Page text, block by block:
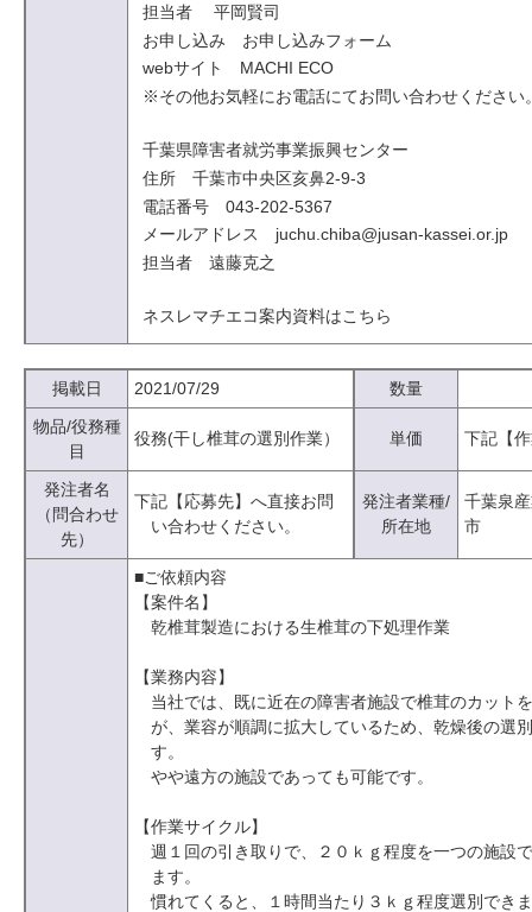
担当者 平岡賢司
お申し込み お申し込みフォーム
webサイト MACHI ECO
※その他お気軽にお電話にてお問い合わせください
千葉県障害者就労事業振興センター
住所 千葉市中央区亥鼻2-9-3
電話番号 043-202-5367
メールアドレス juchu.chiba@jusan-kassei.or.jp
担当者 遠藤克之
ネスレマチエコ案内資料はこちら
掲載日 2021/07/29
数量
物品/役務種
目
役務(干し椎茸の選別作業） 単価 下記【
発注者名
（問合わせ
先）
下記【応募先】へ直接お問
い合わせください。
発注者業種/
所在地
千葉泉
市
■ご依頼内容
【案件名】
乾椎茸製造における生椎茸の下処理作業
【業務内容】
当社では、既に近在の障害者施設で椎茸のカット
が、業容が順調に拡大しているため、乾燥後の選
す。
やや遠方の施設であっても可能です。
【作業サイクル】
週１回の引き取りで、２０ｋｇ程度を一つの施設
ます。
慣れてくると、１時間当たり３ｋｇ程度選別でき